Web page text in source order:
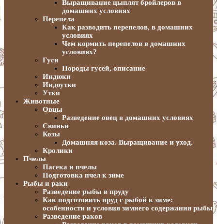
Выращивание цыплят бройлеров в
домашних условиях
Перепела
Как разводить перепелов, в домашних
условиях
Чем кормить перепелов в домашних
условиях?
Гуси
Породы гусей, описание
Индюки
Индоутки
Утки
Животные
Овцы
Разведение овец в домашних условиях
Свиньи
Козы
Домашняя коза. Выращивание и уход.
Кролики
Пчелы
Пасека и пчелы
Подготовка пчел к зиме
Рыбы и раки
Разведение рыбы в пруду
Как подготовить пруд с рыбой к зиме:
особенности и условия зимнего содержания рыбы
Разведение раков